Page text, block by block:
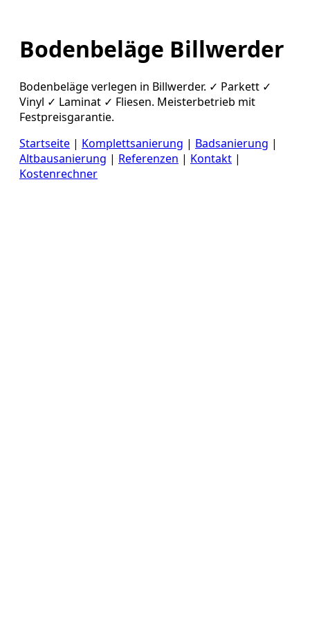
Bodenbeläge Billwerder
Bodenbeläge verlegen in Billwerder. ✓ Parkett ✓
Vinyl ✓ Laminat ✓ Fliesen. Meisterbetrieb mit
Festpreisgarantie.
Startseite | Komplettsanierung | Badsanierung |
Altbausanierung | Referenzen | Kontakt |
Kostenrechner